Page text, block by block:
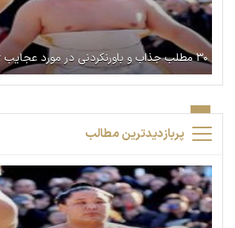
پربازدیدترین مطالب